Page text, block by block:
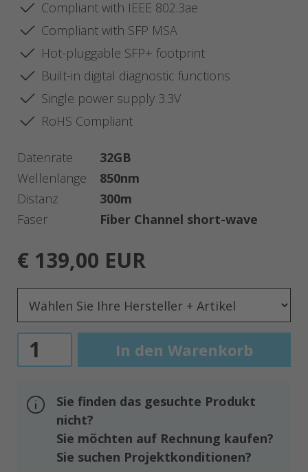
Compliant with IEEE 802.3ae
Compliant with SFP MSA
Hot-pluggable SFP+ footprint
Built-in digital diagnostic functions
Single power supply 3.3V
RoHS Compliant
Datenrate
32GB
Wellenlänge
850nm
Distanz
300m
Faser
Fiber Channel short-wave
€ 139,00 EUR
Sie finden das gesuchte Produkt
nicht?
Sie möchten auf Rechnung kaufen?
Sie suchen Projektkonditionen?